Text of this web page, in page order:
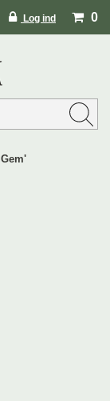
Log ind 0